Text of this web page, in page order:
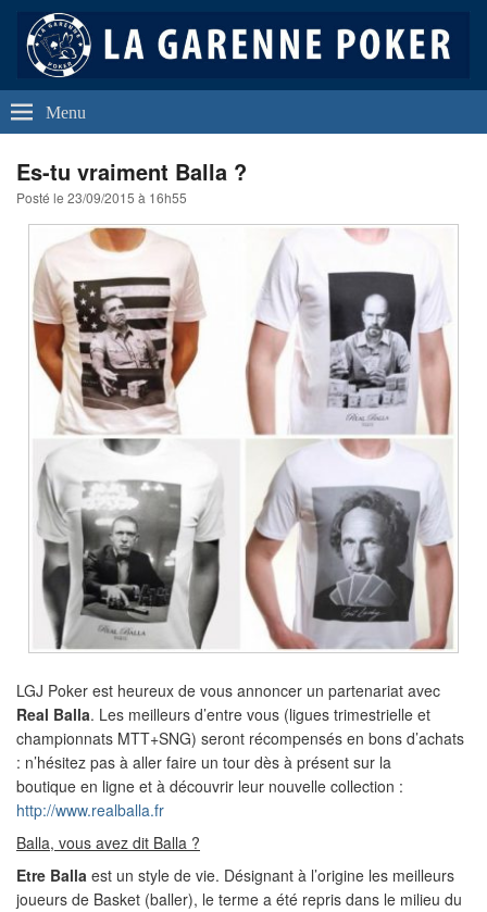
La Garenne Poker
Club de Poker de La Garenne Colombes (92250)
Menu
Es-tu vraiment Balla ?
Posté le 23/09/2015 à 16h55
LGJ Poker est heureux de vous annoncer un partenariat avec
Real Balla. Les meilleurs d’entre vous (ligues trimestrielle et
championnats MTT+SNG) seront récompensés en bons d’achats
: n’hésitez pas à aller faire un tour dès à présent sur la
boutique en ligne et à découvrir leur nouvelle collection :
http://www.realballa.fr
Balla, vous avez dit Balla ?
Etre Balla est un style de vie. Désignant à l’origine les meilleurs
joueurs de Basket (baller), le terme a été repris dans le milieu du